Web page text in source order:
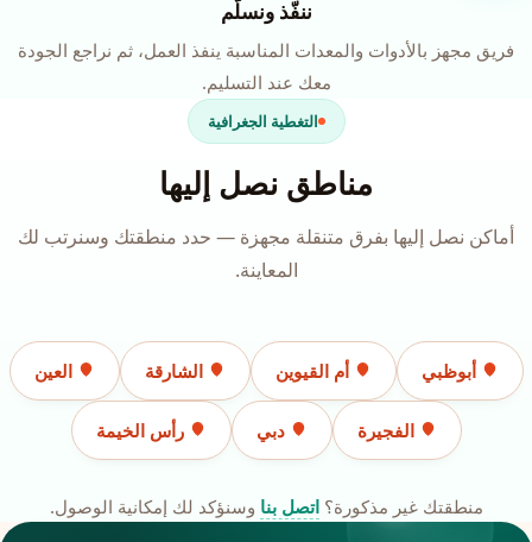
ننفّذ ونسلّم
فريق مجهز بالأدوات والمعدات المناسبة ينفذ العمل، ثم نراجع الجودة
معك عند التسليم.
التغطية الجغرافية
مناطق نصل إليها
أماكن نصل إليها بفرق متنقلة مجهزة — حدد منطقتك وسنرتب لك
المعاينة.
أبوظبي أم القيوين الشارقة العين
الفجيرة دبي رأس الخيمة
منطقتك غير مذكورة؟اتصل بنا وسنؤكد لك إمكانية الوصول.